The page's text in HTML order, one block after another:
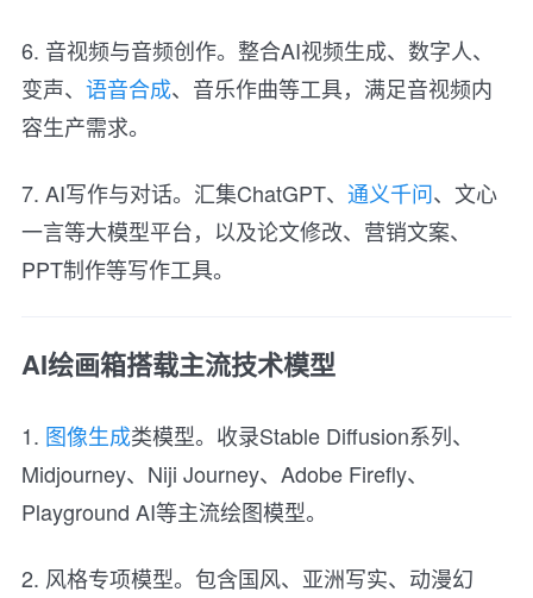
6. 音视频与音频创作。整合AI视频生成、数字人、
变声、 语音合成、音乐作曲等工具，满足音视频内
容生产需求。
7. AI写作与对话。汇集ChatGPT、 通义千问、文心
一言等大模型平台，以及论文修改、营销文案、
PPT制作等写作工具。
AI绘画箱搭载主流技术模型
1. 图像生成类模型。收录Stable Diffusion系列、
Midjourney、Niji Journey、Adobe Firefly、
Playground AI等主流绘图模型。
2. 风格专项模型。包含国风、亚洲写实、动漫幻